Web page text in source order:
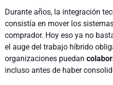
Durante años, la integración
consistía en mover los
comprador. Hoy eso ya no
el auge del trabajo híbrido
organizaciones puedan
incluso antes de haber